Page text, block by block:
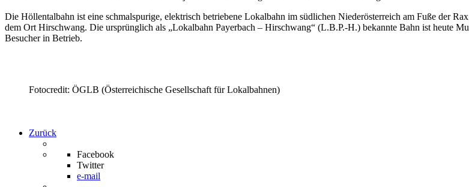
Die Höllentalbahn ist eine schmalspurige, elektrisch betriebene Lokalbahn im südlichen Niederösterreich am Fuße der
dem Ort Hirschwang. Die ursprünglich als „Lokalbahn Payerbach – Hirschwang“ (L.B.P.-H.) bekannte Bahn ist heute
Besucher in Betrieb.
Fotocredit: ÖGLB (Österreichische Gesellschaft für Lokalbahnen)
Zurück
Facebook
Twitter
e-mail